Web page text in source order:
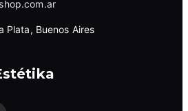
Plata, Buenos Aires